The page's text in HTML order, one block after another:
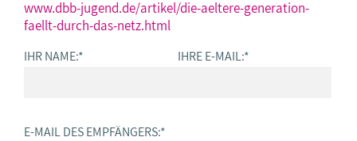
www.dbb-jugend.de/artikel/die-aeltere-generation-
faellt-durch-das-netz.html
IHR NAME:* IHRE E-MAIL:*
E-MAIL DES EMPFÄNGERS:*